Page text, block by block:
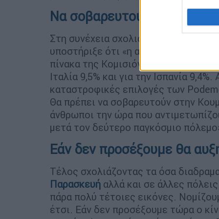
Να σοβαρευτούν στον
Στη συνέχεια σχολιάζοντας την
υποστήριξε ότι «η αξιωματική
πίνακα της Κομισιόν θα έβλεπε ότι
Ιταλία 9,5% και για την Ισπανία
καταστροφικές επιλογές των
Θα πρέπει να σοβαρευτούν στην
άνθρωποι την ώρα που
μετά τον δεύτερο παγκόσμιο
Εάν δεν προσέξουμε θα
Τέλος σχολιάζοντας τα όσα
Παρασκευή αλλά και σε άλλες
πάρα πολύ τέτοιες εικόνες.
έτσι. Εάν δεν προσέξουμε τώρα ο